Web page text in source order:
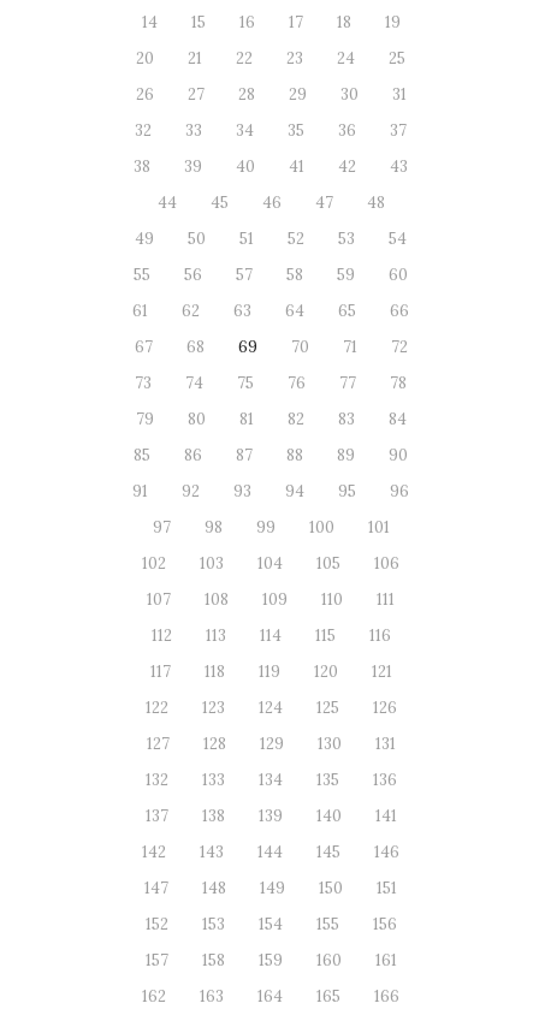
14 15 16 17 18
19
20
21 22 23 24
25
26
27 28 29 30
31
32
33 34 35 36
37
38
39 40 41 42
43
44
45 46 47
48
49
50 51 52 53
54
55
56 57 58 59
60
61
62 63 64 65
66
67
68 69 70 71
72
73
74 75 76 77
78
79
80 81 82 83
84
85
86 87 88 89
90
91
92 93 94 95
96
97
98 99 100
101
102
103 104 105
106
107
108 109 110
111
112
113 114 115
116
117
118 119 120
121
122
123 124 125
126
127
128 129 130
131
132
133 134 135
136
137
138 139 140
141
142
143 144 145
146
147
148 149 150
151
152
153 154 155
156
157
158 159 160
161
162
163 164 165
166